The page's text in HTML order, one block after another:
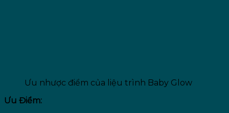
Ưu nhược điểm của liệu trình Baby Glow
Ưu Điểm: